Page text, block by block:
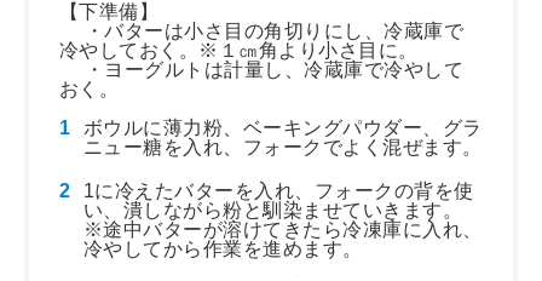
【下準備】
・バターは小さ目の角切りにし、冷蔵庫で
冷やしておく。※１㎝角より小さ目に。
・ヨーグルトは計量し、冷蔵庫で冷やして
おく。
ボウルに薄力粉、ベーキングパウダー、グラ
ニュー糖を入れ、フォークでよく混ぜます。
1に冷えたバターを入れ、フォークの背を使
い、潰しながら粉と馴染ませていきます。
※途中バターが溶けてきたら冷凍庫に入れ、
冷やしてから作業を進めます。